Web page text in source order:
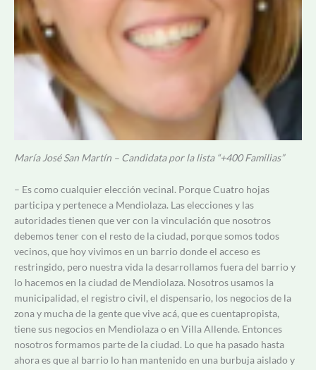
María José San Martín – Candidata por la lista “+400 Familias”
– Es como cualquier elección vecinal. Porque Cuatro hojas
participa y pertenece a Mendiolaza. Las elecciones y las
autoridades tienen que ver con la vinculación que nosotros
debemos tener con el resto de la ciudad, porque somos todos
vecinos, que hoy vivimos en un barrio donde el acceso es
restringido, pero nuestra vida la desarrollamos fuera del barrio y
lo hacemos en la ciudad de Mendiolaza. Nosotros usamos la
municipalidad, el registro civil, el dispensario, los negocios de la
zona y mucha de la gente que vive acá, que es cuentapropista,
tiene sus negocios en Mendiolaza o en Villa Allende. Entonces
nosotros formamos parte de la ciudad. Lo que ha pasado hasta
ahora es que al barrio lo han mantenido en una burbuja aislado y